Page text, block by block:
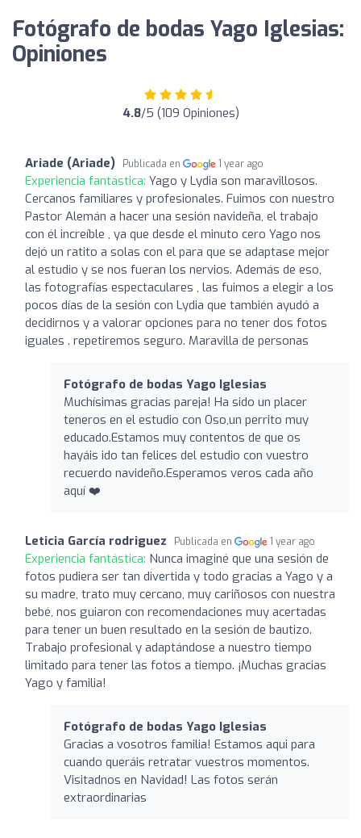
Fotógrafo de bodas Yago Iglesias:
Opiniones
4.8/5 (109 Opiniones)
Ariade (Ariade) Publicada en 1 year ago
Experiencia fantástica: Yago y Lydia son maravillosos.
Cercanos familiares y profesionales. Fuimos con nuestro
Pastor Alemán a hacer una sesión navideña, el trabajo
con él increíble , ya que desde el minuto cero Yago nos
dejó un ratito a solas con el para que se adaptase mejor
al estudio y se nos fueran los nervios. Además de eso,
las fotografías espectaculares , las fuimos a elegir a los
pocos días de la sesión con Lydia que también ayudó a
decidirnos y a valorar opciones para no tener dos fotos
iguales . repetiremos seguro. Maravilla de personas
Fotógrafo de bodas Yago Iglesias
Muchísimas gracias pareja! Ha sido un placer
teneros en el estudio con Oso,un perrito muy
educado.Estamos muy contentos de que os
hayáis ido tan felices del estudio con vuestro
recuerdo navideño.Esperamos veros cada año
aquí ❤️
Leticia García rodriguez Publicada en 1 year ago
Experiencia fantástica: Nunca imaginé que una sesión de
fotos pudiera ser tan divertida y todo gracias a Yago y a
su madre, trato muy cercano, muy cariñosos con nuestra
bebé, nos guiaron con recomendaciones muy acertadas
para tener un buen resultado en la sesión de bautizo.
Trabajo profesional y adaptándose a nuestro tiempo
limitado para tener las fotos a tiempo. ¡Muchas gracias
Yago y familia!
Fotógrafo de bodas Yago Iglesias
Gracias a vosotros familia! Estamos aqui para
cuando queráis retratar vuestros momentos.
Visitadnos en Navidad! Las fotos serán
extraordinarias